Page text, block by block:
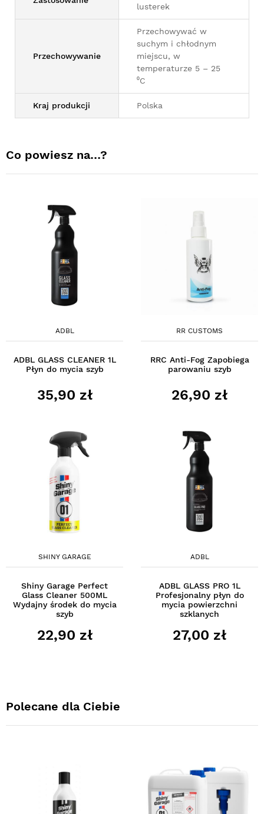
lusterek
Przechowywanie
Przechowywać w
suchym i chłodnym
miejscu, w
temperaturze 5 – 25
⁰C
Kraj produkcji Polska
Co powiesz na…?
ADBL
ADBL GLASS CLEANER 1L
Płyn do mycia szyb
35,90 zł
RR CUSTOMS
RRC Anti-Fog Zapobiega
parowaniu szyb
26,90 zł
SHINY GARAGE
Shiny Garage Perfect
Glass Cleaner 500ML
Wydajny środek do mycia
szyb
22,90 zł
ADBL
ADBL GLASS PRO 1L
Profesjonalny płyn do
mycia powierzchni
szklanych
27,00 zł
Polecane dla Ciebie